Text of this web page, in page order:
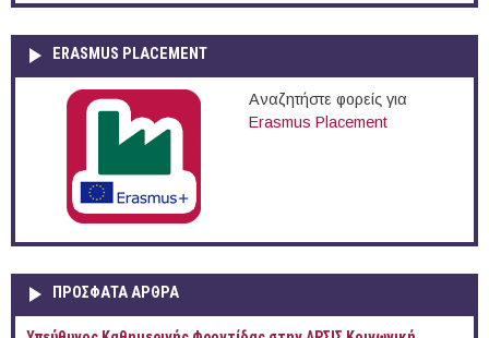
ERASMUS PLACEMENT
Αναζητήστε φορείς για
Erasmus Placement
ΠΡOΣΦΑΤΑ AΡΘΡΑ